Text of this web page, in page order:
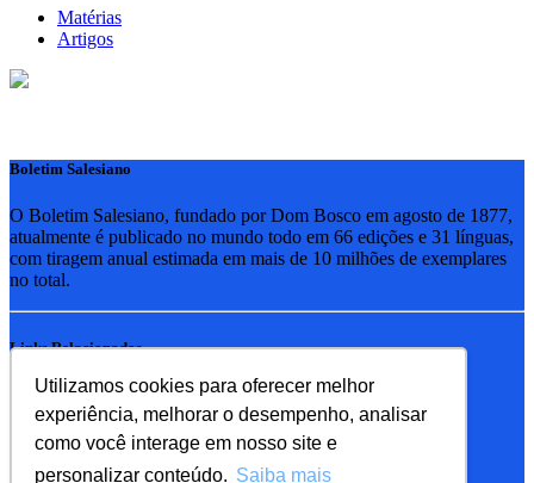
Utilizamos cookies para oferecer melhor
experiência, melhorar o desempenho, analisar
como você interage em nosso site e
personalizar conteúdo. Saiba mais
Matérias
Artigos
Boletim Salesiano
O Boletim Salesiano, fundado por Dom Bosco em agosto de 1877,
atualmente é publicado no mundo todo em 66 edições e 31 línguas,
com tiragem anual estimada em mais de 10 milhões de exemplares
no total.
Links Relacionados
RSB - Rede Salesiana Brasil
EDEBE - Editora
UPV - União pela Vida